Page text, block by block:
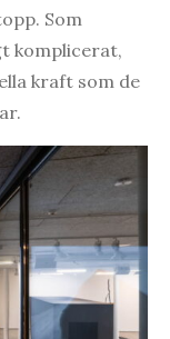
Som
komplicerat,
kraft som de